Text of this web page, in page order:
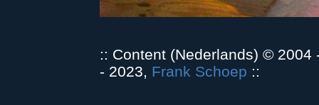
:: Content (Nederlands) ©
- 2023, Frank Schoep ::